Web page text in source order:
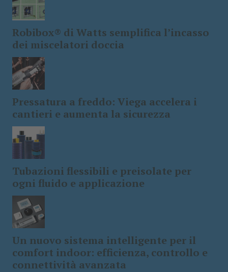
Robibox® di Watts semplifica l’incasso
dei miscelatori doccia
Pressatura a freddo: Viega accelera i
cantieri e aumenta la sicurezza
Tubazioni flessibili e preisolate per
ogni fluido e applicazione
Un nuovo sistema intelligente per il
comfort indoor: efficienza, controllo e
connettività avanzata